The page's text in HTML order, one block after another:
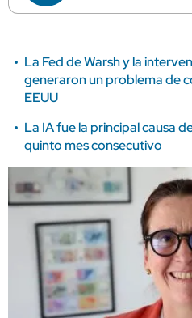
La Fed de Warsh y la
generaron un problema de
EEUU
La IA fue la principal causa
quinto mes consecutivo